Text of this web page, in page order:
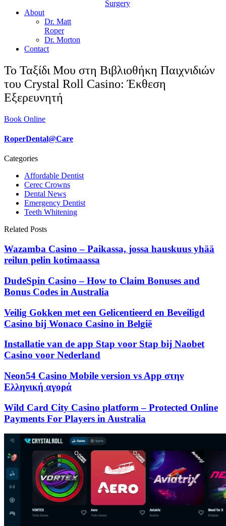
Surgery
About
Dr. Matt
Roper
Dr. Morton
Contact
Το Ταξίδι Μου στη Βιβλιοθήκη Παιχνιδιών
του Crystal Roll Casino: Έκθεση
Εξερευνητή
Book Online
RoperDental@Care
Categories
Affordable Dentist
Cerec Crowns
Dental News
Emergency Dentist
Teeth Whitening
Related Posts
Wazamba Casino – Paikassa, jossa hauskuus yhää
reilun pelin kotimaassa
DudeSpin Casino – How to Claim Bonuses and
Bonus Codes in Australia
Veilig Gokken met een Gelicentieerd en Beveiligd
Casino bij Wonaco Casino in België
Installatie van de app Stap voor Stap bij Naobet
Casino voor Nederland
Neon54 Casino Mobile version vs App στην
Ελληνική αγορά
Wild Card City Casino platform – Protected Online
Payments For Players in Australia